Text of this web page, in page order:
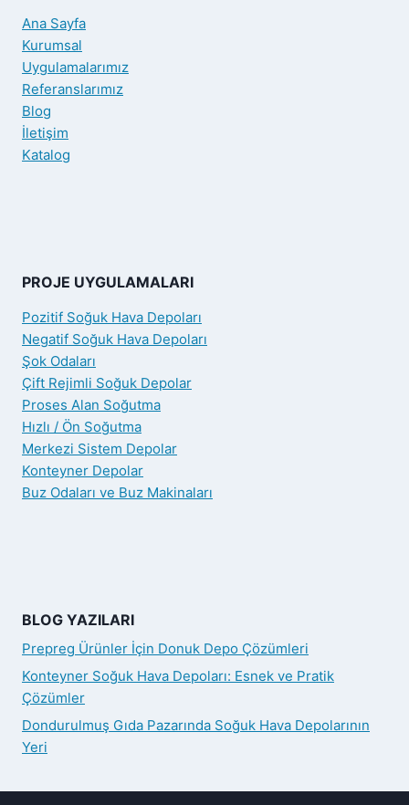
Ana Sayfa
Kurumsal
Uygulamalarımız
Referanslarımız
Blog
İletişim
Katalog
PROJE UYGULAMALARI
Pozitif Soğuk Hava Depoları
Negatif Soğuk Hava Depoları
Şok Odaları
Çift Rejimli Soğuk Depolar
Proses Alan Soğutma
Hızlı / Ön Soğutma
Merkezi Sistem Depolar
Konteyner Depolar
Buz Odaları ve Buz Makinaları
BLOG YAZILARI
Prepreg Ürünler İçin Donuk Depo Çözümleri
Konteyner Soğuk Hava Depoları: Esnek ve Pratik
Çözümler
Dondurulmuş Gıda Pazarında Soğuk Hava Depolarının
Yeri